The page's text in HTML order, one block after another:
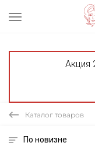
Акция
Каталог товаров
По новизне